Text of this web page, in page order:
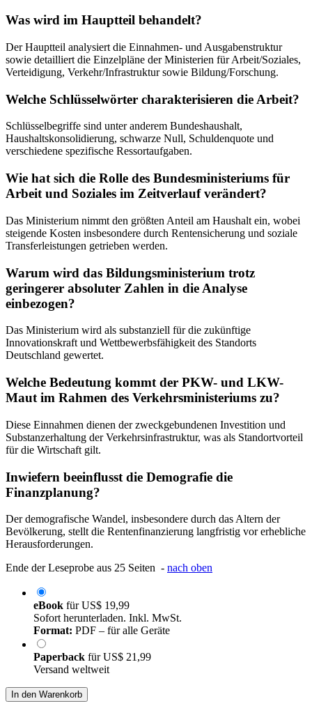
Was wird im Hauptteil behandelt?
Der Hauptteil analysiert die Einnahmen- und Ausgabenstruktur
sowie detailliert die Einzelpläne der Ministerien für Arbeit/Soziales,
Verteidigung, Verkehr/Infrastruktur sowie Bildung/Forschung.
Welche Schlüsselwörter charakterisieren die Arbeit?
Schlüsselbegriffe sind unter anderem Bundeshaushalt,
Haushaltskonsolidierung, schwarze Null, Schuldenquote und
verschiedene spezifische Ressortaufgaben.
Wie hat sich die Rolle des Bundesministeriums für
Arbeit und Soziales im Zeitverlauf verändert?
Das Ministerium nimmt den größten Anteil am Haushalt ein, wobei
steigende Kosten insbesondere durch Rentensicherung und soziale
Transferleistungen getrieben werden.
Warum wird das Bildungsministerium trotz
geringerer absoluter Zahlen in die Analyse
einbezogen?
Das Ministerium wird als substanziell für die zukünftige
Innovationskraft und Wettbewerbsfähigkeit des Standorts
Deutschland gewertet.
Welche Bedeutung kommt der PKW- und LKW-
Maut im Rahmen des Verkehrsministeriums zu?
Diese Einnahmen dienen der zweckgebundenen Investition und
Substanzerhaltung der Verkehrsinfrastruktur, was als Standortvorteil
für die Wirtschaft gilt.
Inwiefern beeinflusst die Demografie die
Finanzplanung?
Der demografische Wandel, insbesondere durch das Altern der
Bevölkerung, stellt die Rentenfinanzierung langfristig vor erhebliche
Herausforderungen.
Ende der Leseprobe aus 25 Seiten - nach oben
eBook fürUS$ 19,99
Sofort herunterladen. Inkl. MwSt.
Format: PDF – für alle Geräte
Paperback fürUS$ 21,99
Versand weltweit
In den Warenkorb